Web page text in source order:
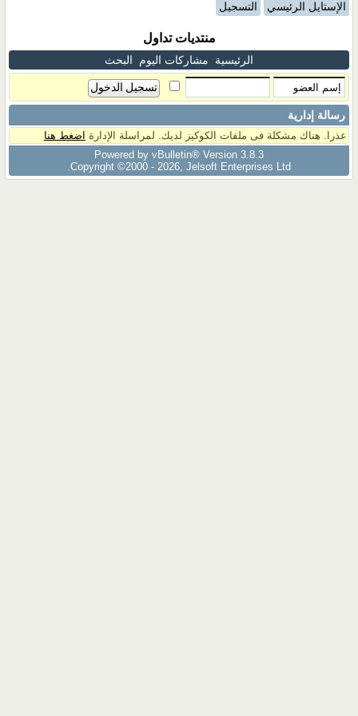
الإستايل الرئيسي التسجيل
منتديات تداول
الرئيسية مشاركات اليوم البحث
رسالة إدارية
عذرا. هناك مشكلة فى ملفات الكوكيز لديك. لمراسلة الإدارة اضغط هنا
Powered by vBulletin® Version 3.8.3
Copyright ©2000 - 2026, Jelsoft Enterprises Ltd.